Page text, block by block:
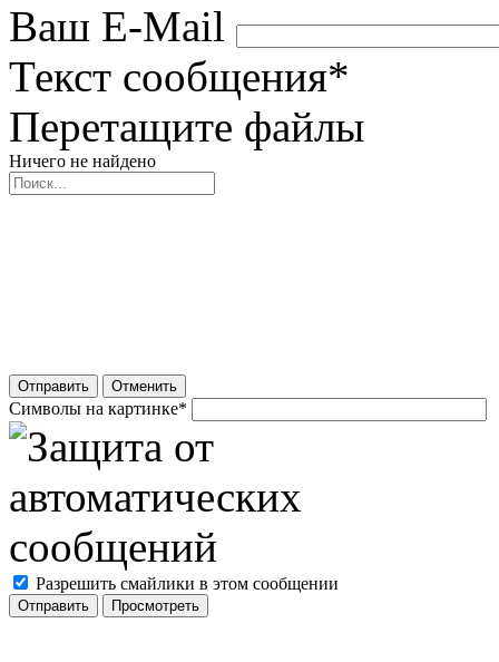
Ваш E-Mail
Текст сообщения*
Перетащите файлы
Ничего не найдено
Отправить Отменить
Символы на картинке*
Разрешить смайлики в этом сообщении